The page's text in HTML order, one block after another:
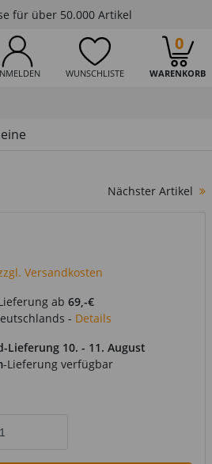
für über 50.000 Artikel
WUNSCHLISTE WARENKORB
0
Nächster Artikel
Versandkosten
ab 69,-€
- Details
Lieferung 10. - 11. August
-Lieferung verfügbar